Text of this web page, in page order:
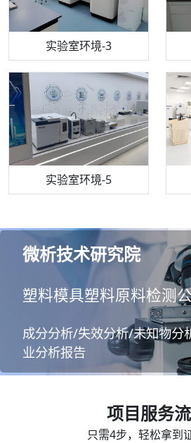
实验室环境-3
实验室环境-5
机构质检技术员-3
机构质检技术员-5
高效液相色谱仪
气相色谱仪
微析技术研究院
塑料模具塑料原料检测
成分分析/失效分析/未知物分
业分析报告
项目服务
只需4步，轻松拿到